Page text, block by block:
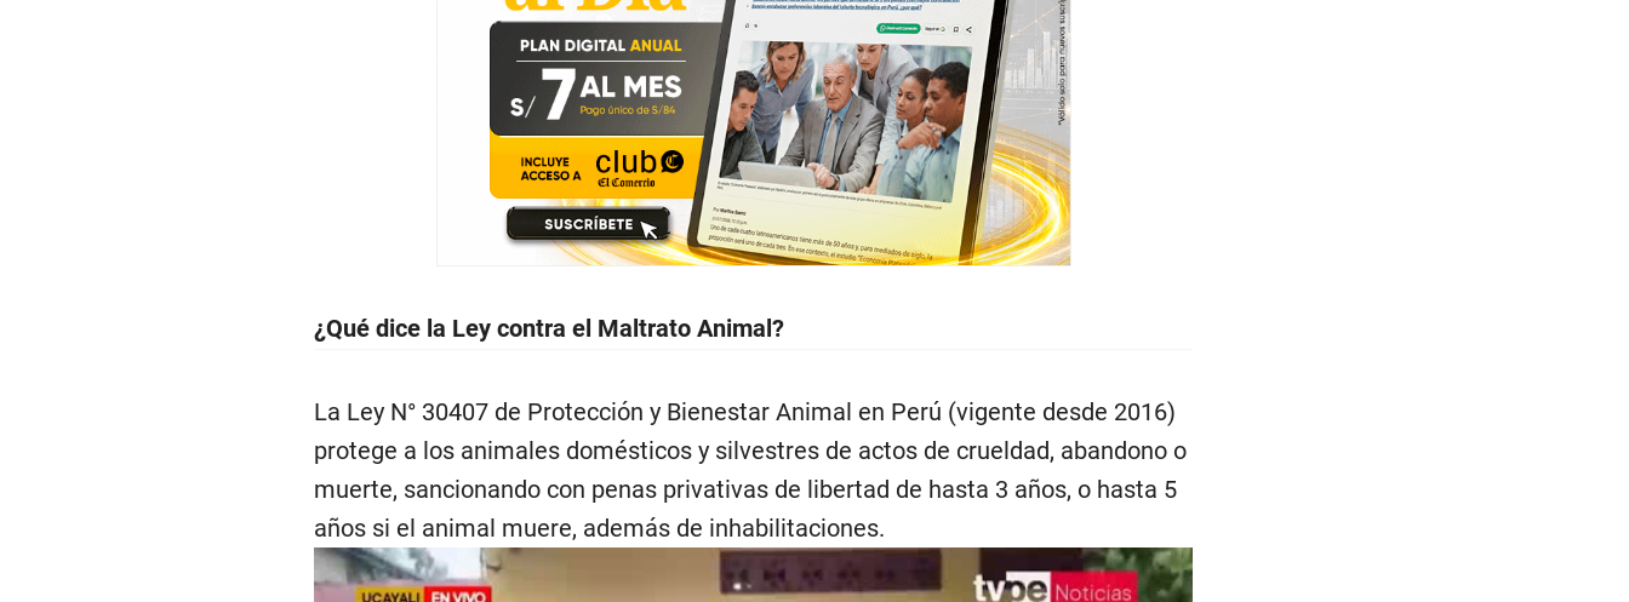
¿Qué dice la Ley contra el Maltrato Animal?
La Ley N° 30407 de Protección y Bienestar Animal en Perú (vigente desde 2016)
protege a los animales domésticos y silvestres de actos de crueldad, abandono o
muerte, sancionando con penas privativas de libertad de hasta 3 años, o hasta 5
años si el animal muere, además de inhabilitaciones.